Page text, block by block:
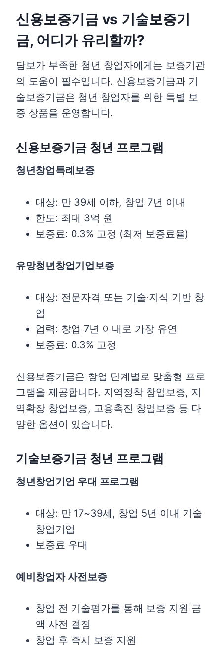
신용보증기금 vs 기술보증기
금, 어디가 유리할까?
담보가 부족한 청년 창업자에게는 보증기관
의 도움이 필수입니다. 신용보증기금과 기
술보증기금은 청년 창업자를 위한 특별 보
증 상품을 운영합니다.
신용보증기금 청년 프로그램
청년창업특례보증
대상: 만 39세 이하, 창업 7년 이내
한도: 최대 3억 원
보증료: 0.3% 고정 (최저 보증료율)
유망청년창업기업보증
대상: 전문자격 또는 기술·지식 기반 창
업
업력: 창업 7년 이내로 가장 유연
보증료: 0.3% 고정
신용보증기금은 창업 단계별로 맞춤형 프로
그램을 제공합니다. 지역정착 창업보증, 지
역확장 창업보증, 고용촉진 창업보증 등 다
양한 옵션이 있습니다.
기술보증기금 청년 프로그램
청년창업기업 우대 프로그램
대상: 만 17~39세, 창업 5년 이내 기술
창업기업
보증료 우대
예비창업자 사전보증
창업 전 기술평가를 통해 보증 지원 금
액 사전 결정
창업 후 즉시 보증 지원